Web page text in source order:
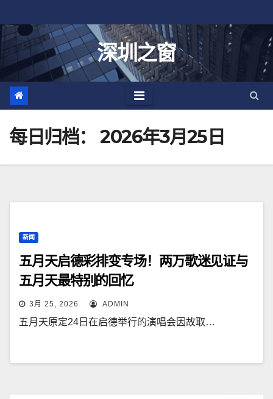
至
深圳之窗
每日归档： 2026年3月25日
新闻
五月天启德彩排变专场！两万歌迷见证与
五月天最特别的回忆
3月 25, 2026 ADMIN
五月天原定24日在启德举行的演唱会因故取…